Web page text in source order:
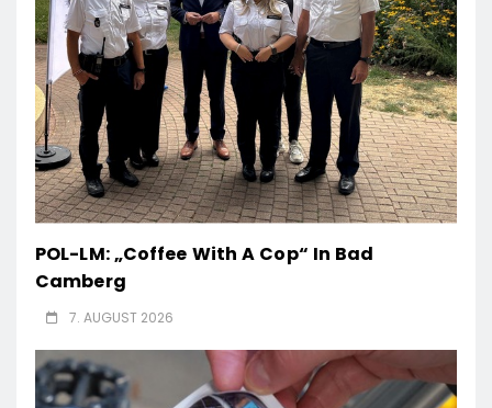
POL-LM: „Coffee With A Cop“ In Bad
Camberg
7. AUGUST 2026